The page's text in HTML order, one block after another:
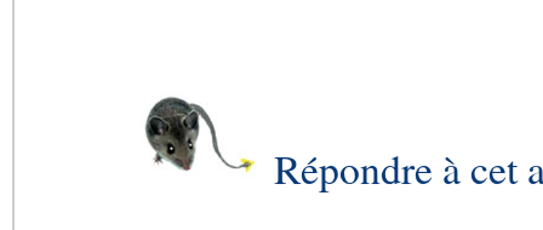
Répondre à cet